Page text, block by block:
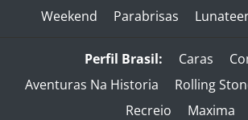
Weekend
Parabrisas
Perfil Brasil: Caras
Aventuras Na Historia
Rolling
Recreio
Maxima